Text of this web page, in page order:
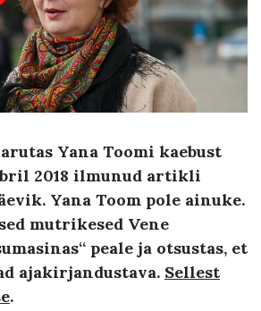
Yana Toomi kaebust
2018 ilmunud artikli
Yana Toom pole ainuke.
mutrikesed Vene
peale ja otsustas, et
ajakirjandustava. Sellest
.